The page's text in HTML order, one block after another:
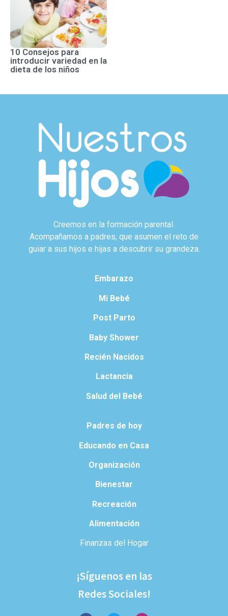
10 Consejos para
introducir variedad en la
dieta de los niños
Creemos en la formación parental.
Acompañamos a padres, que asumen el reto de
guiar a sus hijos e hijas a descubrir su grandeza.
Embarazo
Mi Bebé
Post Parto
Baby Shower
Recién Nacidos
Lactancia
Salud del Bebé
Padres de hoy
Educando en Casa
Organización
Bienestar
Recreación
Alimentación
Finanzas del Hogar
¡Síguenos en las
Redes Sociales!